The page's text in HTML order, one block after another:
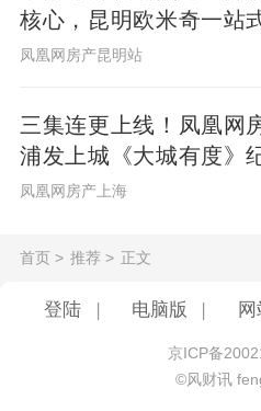
核心，昆明欧米奇一站
凤凰网房产昆明站
三集连更上线！凤凰网
浦发上城《大城有度》
见证一座百万方大城生长
凤凰网房产上海
首页 > 推荐 > 正文
登陆 电脑版
京ICP备
©风财讯